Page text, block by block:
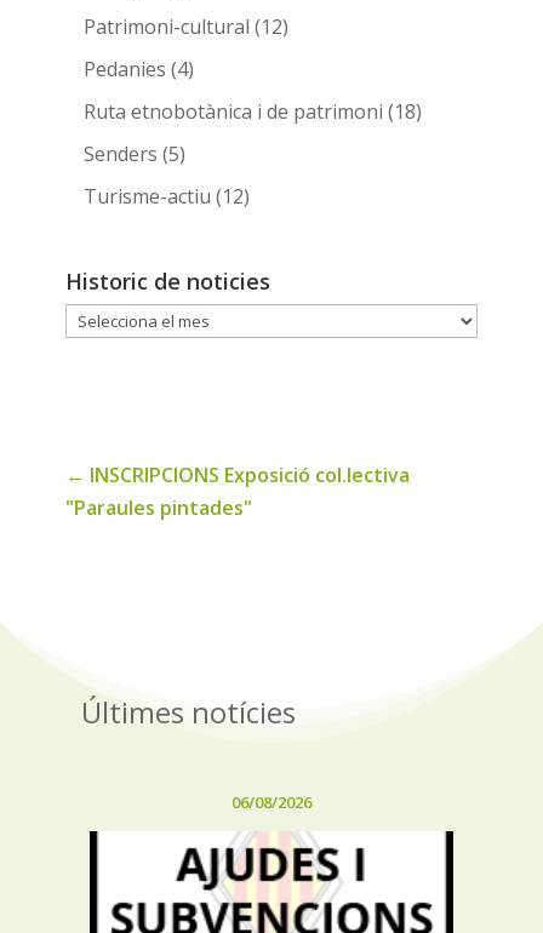
Patrimoni-cultural (12)
Pedanies (4)
Ruta etnobotànica i de patrimoni (18)
Senders (5)
Turisme-actiu (12)
Historic de noticies
Historic
← INSCRIPCIONS Exposició col.lectiva
"Paraules pintades"
Últimes notícies
06/08/2026